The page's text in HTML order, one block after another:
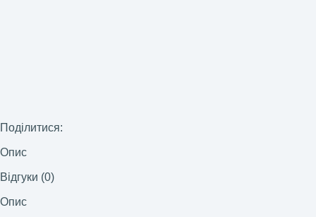
Поділитися:
Опис
Відгуки (0)
Опис